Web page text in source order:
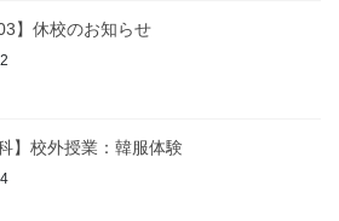
】休校のお知らせ
】校外授業：韓服体験